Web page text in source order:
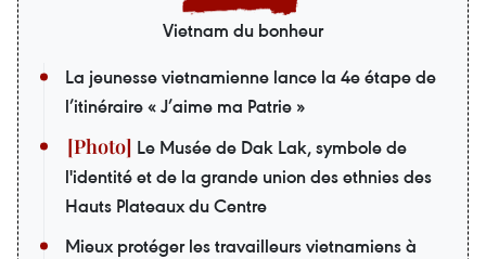
Vietnam du bonheur
La jeunesse vietnamienne lance la 4e étape de
l’itinéraire « J’aime ma Patrie »
Le Musée de Dak Lak, symbole de
l'identité et de la grande union des ethnies des
Hauts Plateaux du Centre
Mieux protéger les travailleurs vietnamiens à